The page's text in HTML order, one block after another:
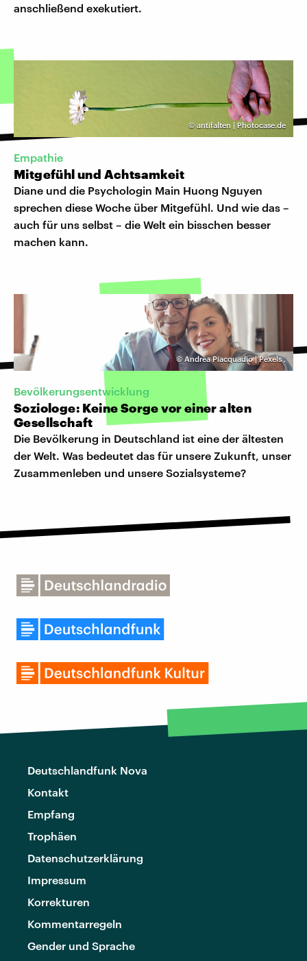
anschließend exekutiert.
© antifalten | Photocase.de
Empathie
Mitgefühl und Achtsamkeit
Diane und die Psychologin Main Huong Nguyen
sprechen diese Woche über Mitgefühl. Und wie das –
auch für uns selbst – die Welt ein bisschen besser
machen kann.
© Andrea Piacquadio | Pexels,
Bevölkerungsentwicklung
Soziologe: Keine Sorge vor einer alten
Gesellschaft
Die Bevölkerung in Deutschland ist eine der ältesten
der Welt. Was bedeutet das für unsere Zukunft, unser
Zusammenleben und unsere Sozialsysteme?
Deutschlandfunk Nova
Kontakt
Empfang
Trophäen
Datenschutzerklärung
Impressum
Korrekturen
Kommentarregeln
Gender und Sprache